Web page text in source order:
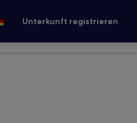
Unterkunft registrieren